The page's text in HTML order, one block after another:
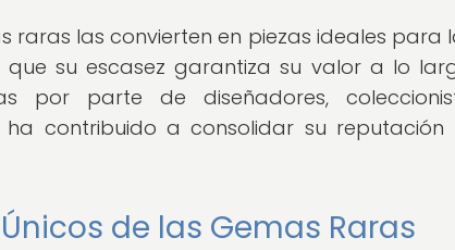
raras las convierten en piezas ideales para
que su escasez garantiza su valor a lo
por parte de diseñadores,
contribuido a consolidar su reputación
de las Gemas Raras